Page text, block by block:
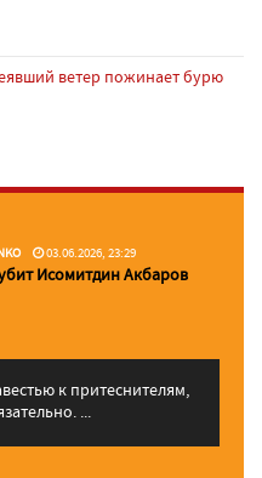
ветер пожинает бурю
03.06.2026, 23:29
Исомитдин Акбаров
к притеснителям,
...